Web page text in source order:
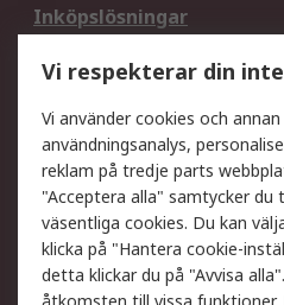
Inköpslösningar
DesignSpark
Ditt lokala säljteam
Support
Få hjälp
Leverans
Begär en fakturakopi
Vi respekterar din
Vi använder cookies och
användningsanalys,
reklam på tredje parts
"Acceptera alla" samtycker du
väsentliga cookies. Du kan
klicka på "Hantera cookie-
detta klickar du på "Avvisa